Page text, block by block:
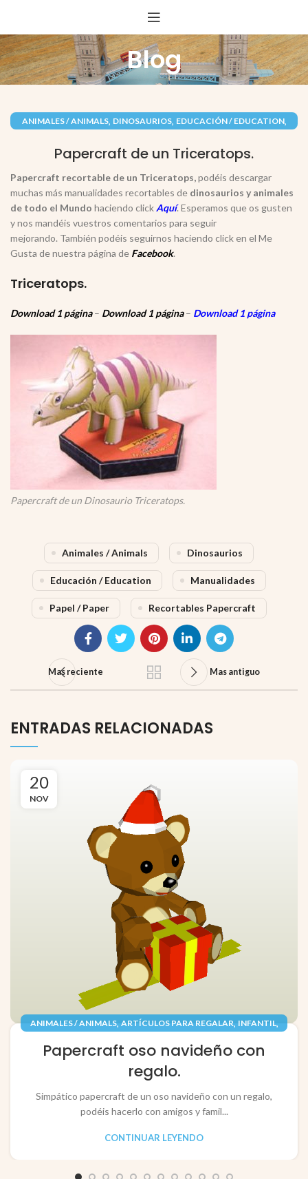
Blog
ANIMALES / ANIMALS, DINOSAURIOS, EDUCACIÓN / EDUCATION,
Papercraft de un Triceratops.
Papercraft recortable de un Triceratops,podéis descargar
muchas más manualidades recortables de dinosaurios y animales
de todo el Mundo haciendo click Aquí. Esperamos que os gusten
y nos mandéis vuestros comentarios para seguir
mejorando. También podéis seguirnos haciendo click en el Me
Gusta de nuestra página de Facebook.
Triceratops.
Download 1 página– Download 1 página– Download 1 página
Papercraft de un Dinosaurio Triceratops.
Animales / Animals Dinosaurios
Educación / Education Manualidades
Papel / Paper Recortables Papercraft
Mas reciente Mas antiguo
ENTRADAS RELACIONADAS
20
NOV
ANIMALES / ANIMALS, ARTÍCULOS PARA REGALAR, INFANTIL,
RECORTABLES PAPERCRAFT
Papercraft oso navideño con
regalo.
Simpático papercraft de un oso navideño con un regalo,
podéis hacerlo con amigos y famil...
CONTINUAR LEYENDO